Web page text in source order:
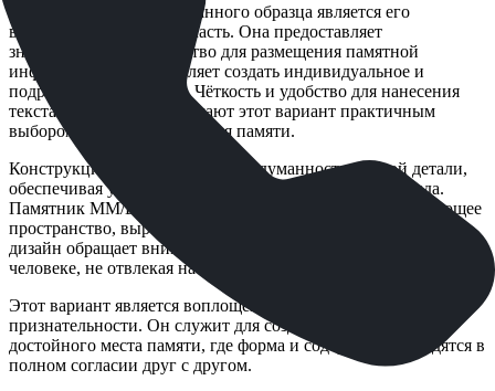
Главной особенностью данного образца является его
выразительная лицевая часть. Она предоставляет
значительное пространство для размещения памятной
информации, что позволяет создать индивидуальное и
подробное посвящение. Чёткость и удобство для нанесения
текста и изображений делают этот вариант практичным
выбором для увековечивания памяти.
Конструкция демонстрирует продуманность каждой детали,
обеспечивая устойчивость и целостность внешнего вида.
Памятник ММ/D-1525-1 гармонично впишется в окружающее
пространство, выражая почтение и заботу. Его лаконичный
дизайн обращает внимание на главное — светлую память о
человеке, не отвлекая на излишнюю декоративность.
Этот вариант является воплощением уважения и вечной
признательности. Он служит для создания постоянного и
достойного места памяти, где форма и содержание находятся в
полном согласии друг с другом.